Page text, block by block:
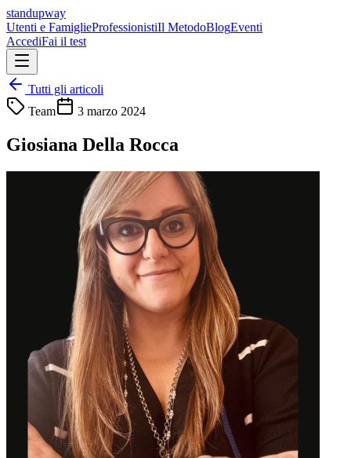
standupway
Utenti e FamiglieProfessionistiIl MetodoBlogEventi
AccediFai il test
Tutti gli articoli
Team
3 marzo 2024
Giosiana Della Rocca